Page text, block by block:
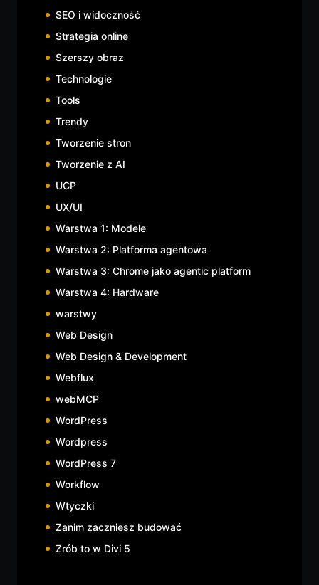
SEO i widoczność
Strategia online
Szerszy obraz
Technologie
Tools
Trendy
Tworzenie stron
Tworzenie z AI
UCP
UX/UI
Warstwa 1: Modele
Warstwa 2: Platforma agentowa
Warstwa 3: Chrome jako agentic platform
Warstwa 4: Hardware
warstwy
Web Design
Web Design & Development
Webflux
webMCP
WordPress
Wordpress
WordPress 7
Workflow
Wtyczki
Zanim zaczniesz budować
Zrób to w Divi 5